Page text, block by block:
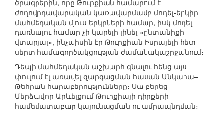
ծրագրերին, որը Թուրքիան համարում է
ժողովրդավարական կառավարմամբ մոդել-երկիր
մահմեդական մյուս երկրների համար, իսկ մոդել
դառնալու համար չի կարելի լինել «ընտանիքի
վտարյալ», ինչպիսին էր Թուրքիան Իսրայելի հետ
սերտ համագործակցության ժամանակաշրջանում։
Դեպի մահմեդական աշխարհ գնալու հենց այս
փուլում էլ առավել զարգացման հասան Անկարա–
Թեհրան հարաբերությունները։ Սա բերեց
Մերձավոր Արևելքում Թուրքիայի դիրքերի
համեմատաբար կայունացման ու ամրապնդման։